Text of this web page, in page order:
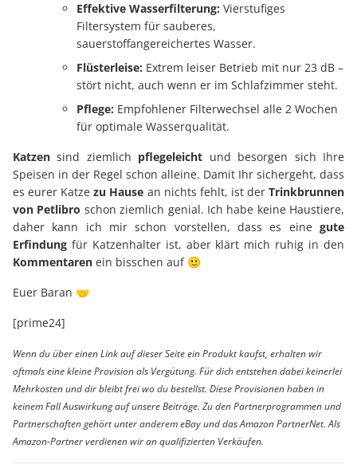
Effektive Wasserfilterung: Vierstufiges
Filtersystem für sauberes,
sauerstoffangereichertes Wasser.
Flüsterleise: Extrem leiser Betrieb mit nur 23 dB –
stört nicht, auch wenn er im Schlafzimmer steht.
Pflege: Empfohlener Filterwechsel alle 2 Wochen
für optimale Wasserqualität.
Katzen sind ziemlich pflegeleicht und besorgen sich Ihre
Speisen in der Regel schon alleine. Damit Ihr sichergeht, dass
es eurer Katzezu Hause an nichts fehlt, ist derTrinkbrunnen
von Petlibro schon ziemlich genial. Ich habe keine Haustiere,
daher kann ich mir schon vorstellen, dass es eine gute
Erfindung für Katzenhalter ist, aber klärt mich ruhig in den
Kommentaren ein bisschen auf 🙂
Euer Baran 🤝
[prime24]
Wenn du über einen Link auf dieser Seite ein Produkt kaufst, erhalten wir
oftmals eine kleine Provision als Vergütung. Für dich entstehen dabei keinerlei
Mehrkosten und dir bleibt frei wo du bestellst. Diese Provisionen haben in
keinem Fall Auswirkung auf unsere Beiträge. Zu den Partnerprogrammen und
Partnerschaften gehört unter anderem eBay und das Amazon PartnerNet. Als
Amazon-Partner verdienen wir an qualifizierten Verkäufen.